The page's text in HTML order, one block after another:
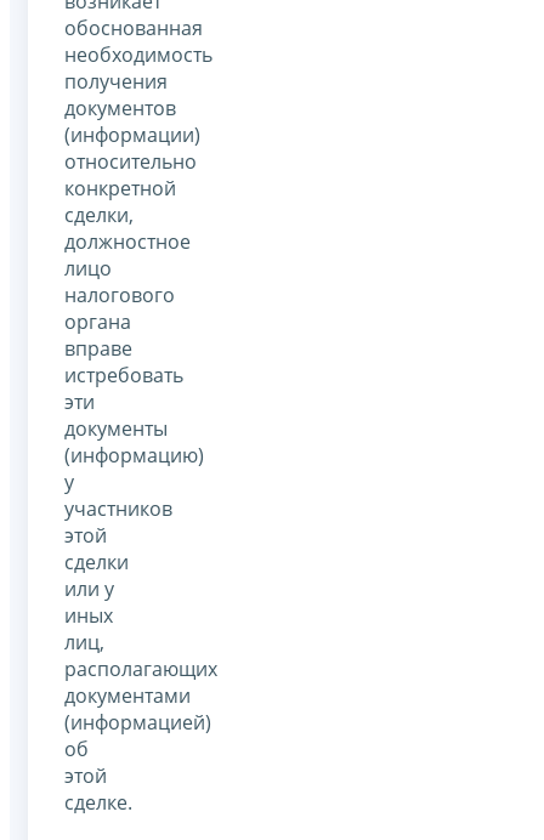
обоснованная
необходимость
получения
документов
(информации)
относительно
конкретной
сделки,
должностное
лицо
налогового
органа
вправе
истребовать
эти
документы
(информацию)
у
участников
этой
сделки
или у
иных
лиц,
располагающих
документами
(информацией)
об
этой
сделке.